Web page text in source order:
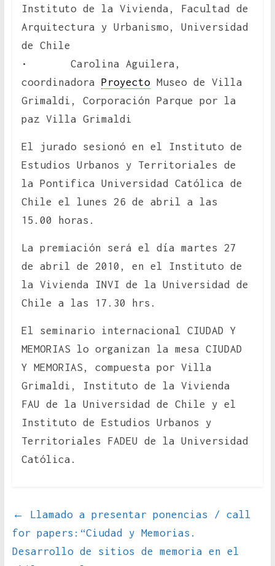
Instituto de la Vivienda, Facultad de
Arquitectura y Urbanismo, Universidad
de Chile
• Carolina Aguilera,
coordinadora ProyectoMuseo de Villa
Grimaldi, Corporación Parque por la
paz Villa Grimaldi
El jurado sesionó en el Instituto de
Estudios Urbanos y Territoriales de
la Pontifica Universidad Católica de
Chile el lunes 26 de abril a las
15.00 horas.
La premiación será el día martes 27
de abril de 2010, en el Instituto de
la Vivienda INVI de la Universidad de
Chile a las 17.30 hrs.
El seminario internacional CIUDAD Y
MEMORIAS lo organizan la mesa CIUDAD
Y MEMORIAS, compuesta por Villa
Grimaldi, Instituto de la Vivienda
FAU de la Universidad de Chile y el
Instituto de Estudios Urbanos y
Territoriales FADEU de la Universidad
Católica.
←
Llamado a presentar ponencias / call
for papers:“Ciudad y Memorias.
Desarrollo de sitios de memoria en el